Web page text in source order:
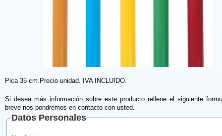
Pica 35 cm.Precio unidad. IVA INCLUIDO.
Si desea más información sobre este producto rellene el siguiente
breve nos pondremos en contacto con usted.
Datos Personales